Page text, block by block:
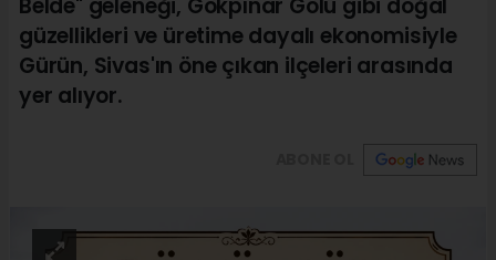
Belde" geleneği, Gökpınar Gölü gibi doğal
güzellikleri ve üretime dayalı ekonomisiyle
Gürün, Sivas'ın öne çıkan ilçeleri arasında
yer alıyor.